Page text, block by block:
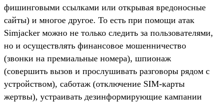
фишинговыми ссылками или открывая вредоносные
сайты) и многое другое. То есть при помощи атак
Simjacker можно не только следить за пользователями,
но и осуществлять финансовое мошенничество
(звонки на премиальные номера), шпионаж
(совершить вызов и прослушивать разговоры рядом с
устройством), саботаж (отключение SIM-карты
жертвы), устраивать дезинформирующие кампании